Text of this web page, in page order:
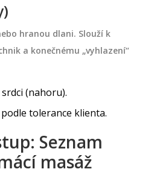
hranou dlani. Slouží k
a konečnému „vyhlazení“
(nahoru).
tolerance klienta.
Seznam
masáž